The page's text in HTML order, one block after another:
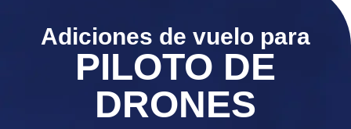
Adiciones de vuelo para
PILOTO DE
DRONES